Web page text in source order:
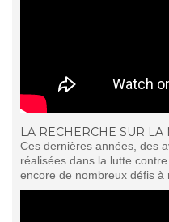
LA RECHERCHE SUR LA
Ces dernières années, des
réalisées dans la lutte
encore de nombreux défis à